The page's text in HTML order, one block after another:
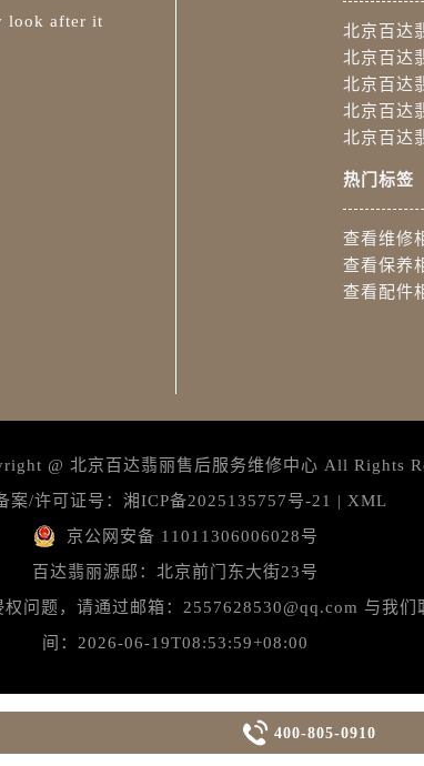
look after it
北京百达
北京百达
北京百达
北京百达
北京百达
热门标签
查看维修
查看保养
查看配件
@ 北京百达翡丽售后服务维修中心 All Rights
案/许可证号： 湘ICP备2025135757号-21 | XML
京公网安备 11011306006028号
百达翡丽源邸：北京前门东大街23号
问题，请通过邮箱：2557628530@qq.com 与我
间：2026-06-19T08:53:59+08:00
 400-805-0910